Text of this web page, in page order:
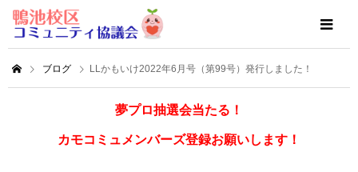
ブログ LLかもいけ2022年6月号（第99号）発行しました！
夢プロ抽選会当たる！
カモコミュメンバーズ登録お願いします！